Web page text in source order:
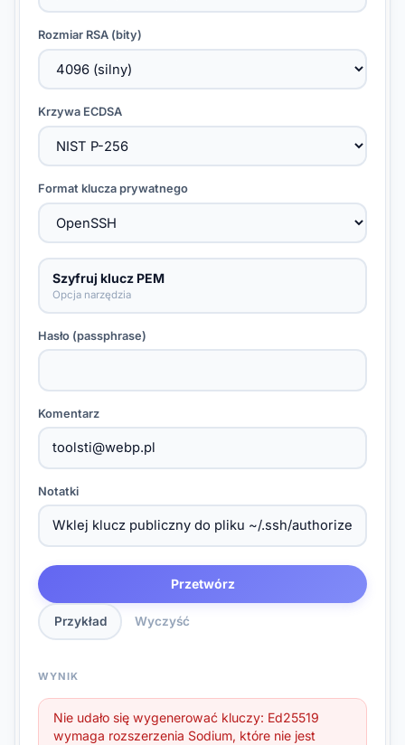
Rozmiar RSA (bity)
Krzywa ECDSA
Format klucza prywatnego
Szyfruj klucz PEM
Opcja narzędzia
Hasło (passphrase)
Komentarz
Notatki
Przetwórz
Przykład Wyczyść
WYNIK
Nie udało się wygenerować kluczy: Ed25519
wymaga rozszerzenia Sodium, które nie jest